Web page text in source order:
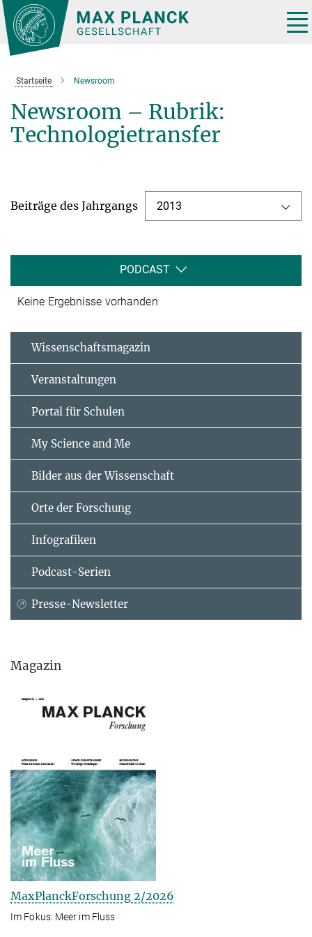
Hauptinhalt
Startseite Newsroom
Newsroom – Rubrik:
Technologietransfer
Beiträge des Jahrgangs 2013
PODCAST
Keine Ergebnisse vorhanden
Wissenschaftsmagazin
Veranstaltungen
Portal für Schulen
My Science and Me
Bilder aus der Wissenschaft
Orte der Forschung
Infografiken
Podcast-Serien
Presse-Newsletter
Magazin
MaxPlanckForschung 2/2026
Im Fokus: Meer im Fluss